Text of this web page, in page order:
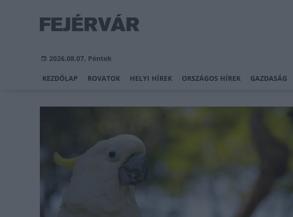
2026.08.07, Péntek
KEZDŐLAP ROVATOK HELYI HÍREK ORSZÁGOS HÍREK GAZDASÁG